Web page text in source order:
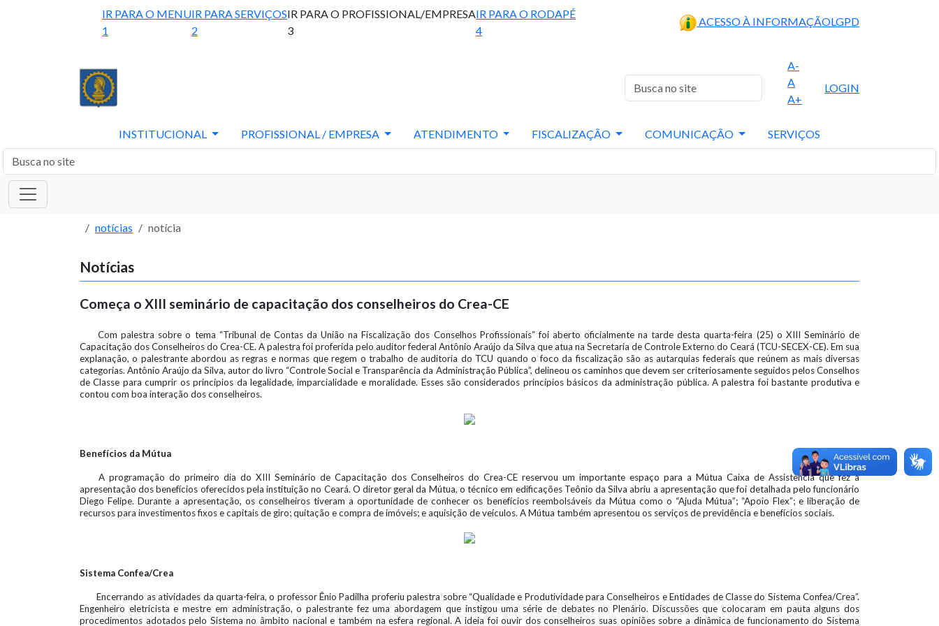
IR PARA O MENU
1
IR PARA SERVIÇOS
2
IR PARA O PROFISSIONAL/EMPRESA
3
IR PARA O RODAPÉ
4
ACESSO À INFORMAÇÃOLGPD
A-
A
A+
LOGIN
INSTITUCIONAL PROFISSIONAL / EMPRESA ATENDIMENTO FISCALIZAÇÃO COMUNICAÇÃO SERVIÇOS
notícias notícia
Notícias
Começa o XIII seminário de capacitação dos conselheiros do Crea-CE
Com palestra sobre o tema “Tribunal de Contas da União na Fiscalização dos Conselhos Profissionais” foi aberto oficialmente na tarde desta quarta-feira (25) o XIII Seminário de
Capacitação dos Conselheiros do Crea-CE. A palestra foi proferida pelo auditor federal Antônio Araújo da Silva que atua na Secretaria de Controle Externo do Ceará (TCU-SECEX-CE). Em sua
explanação, o palestrante abordou as regras e normas que regem o trabalho de auditoria do TCU quando o foco da fiscalização são as autarquias federais que reúnem as mais diversas
categorias. Antônio Araújo da Silva, autor do livro “Controle Social e Transparência da Administração Pública”, delineou os caminhos que devem ser criteriosamente seguidos pelos Conselhos
de Classe para cumprir os princípios da legalidade, imparcialidade e moralidade. Esses são considerados princípios básicos da administração pública. A palestra foi bastante produtiva e
contou com boa interação dos conselheiros.
Benefícios da Mútua
A programação do primeiro dia do XIII Seminário de Capacitação dos Conselheiros do Crea-CE reservou um importante espaço para a Mútua Caixa de Assistência que fez a
apresentação dos benefícios oferecidos pela instituição no Ceará. O diretor geral da Mútua, o técnico em edificações Teônio da Silva abriu a apresentação que foi detalhada pelo funcionário
Diego Felipe. Durante a apresentação, os conselheiros tiveram a oportunidade de conhecer os benefícios reembolsáveis da Mútua como o “Ajuda Mútua”; “Apoio Flex”; e liberação de
recursos para investimentos fixos e capitais de giro; quitação e compra de imóveis; e aquisição de veículos. A Mútua também apresentou os serviços de previdência e benefícios sociais.
Sistema Confea/Crea
Encerrando as atividades da quarta-feira, o professor Ênio Padilha proferiu palestra sobre “Qualidade e Produtividade para Conselheiros e Entidades de Classe do Sistema Confea/Crea”.
Engenheiro eletricista e mestre em administração, o palestrante fez uma abordagem que instigou uma série de debates no Plenário. Discussões que colocaram em pauta alguns dos
procedimentos adotados pelo Sistema no âmbito nacional e também na esfera regional. A ideia foi ouvir dos conselheiros suas opiniões sobre a dinâmica de funcionamento do Sistema